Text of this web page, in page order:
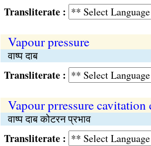
Transliterate :
Vapour pressure
वाष्प दाब
Transliterate :
Vapour prressure cavitation
वाष्प दाब कोटरन प्रभाव
Transliterate :